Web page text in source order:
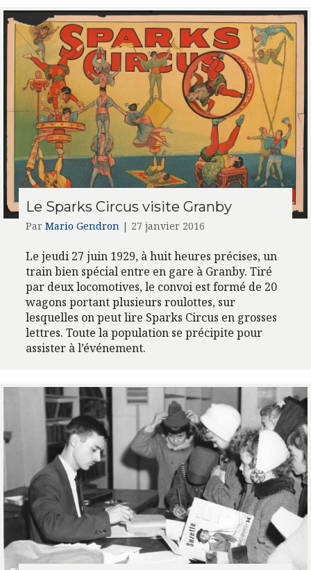
Le Sparks Circus visite Granby
Par Mario Gendron | 27 janvier 2016
Le jeudi 27 juin 1929, à huit heures précises, un
train bien spécial entre en gare à Granby. Tiré
par deux locomotives, le convoi est formé de 20
wagons portant plusieurs roulottes, sur
lesquelles on peut lire Sparks Circus en grosses
lettres. Toute la population se précipite pour
assister à l’événement.